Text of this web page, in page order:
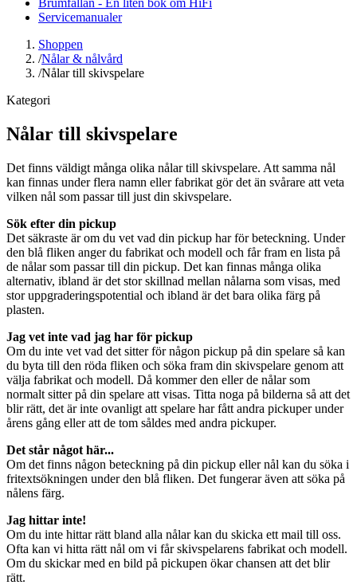
Servicemanualer
Shoppen
/Nålar & nålvård
/Nålar till skivspelare
Kategori
Nålar till skivspelare
Det finns väldigt många olika nålar till skivspelare. Att samma nål
kan finnas under flera namn eller fabrikat gör det än svårare att veta
vilken nål som passar till just din skivspelare.
Sök efter din pickup
Det säkraste är om du vet vad din pickup har för beteckning. Under
den blå fliken anger du fabrikat och modell och får fram en lista på
de nålar som passar till din pickup. Det kan finnas många olika
alternativ, ibland är det stor skillnad mellan nålarna som visas, med
stor uppgraderingspotential och ibland är det bara olika färg på
plasten.
Jag vet inte vad jag har för pickup
Om du inte vet vad det sitter för någon pickup på din spelare så kan
du byta till den röda fliken och söka fram din skivspelare genom att
välja fabrikat och modell. Då kommer den eller de nålar som
normalt sitter på din spelare att visas. Titta noga på bilderna så att det
blir rätt, det är inte ovanligt att spelare har fått andra pickuper under
årens gång eller att de tom såldes med andra pickuper.
Det står något här...
Om det finns någon beteckning på din pickup eller nål kan du söka i
fritextsökningen under den blå fliken. Det fungerar även att söka på
nålens färg.
Jag hittar inte!
Om du inte hittar rätt bland alla nålar kan du skicka ett mail till oss.
Ofta kan vi hitta rätt nål om vi får skivspelarens fabrikat och modell.
Om du skickar med en bild på pickupen ökar chansen att det blir
rätt.